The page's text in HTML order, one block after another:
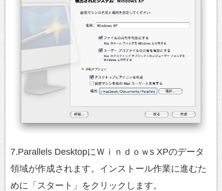
7.Parallels DesktopにＷｉｎｄｏｗs XPのデータ
領域が作成されます。インストール作業に進むた
めに「スタート」をクリックします。